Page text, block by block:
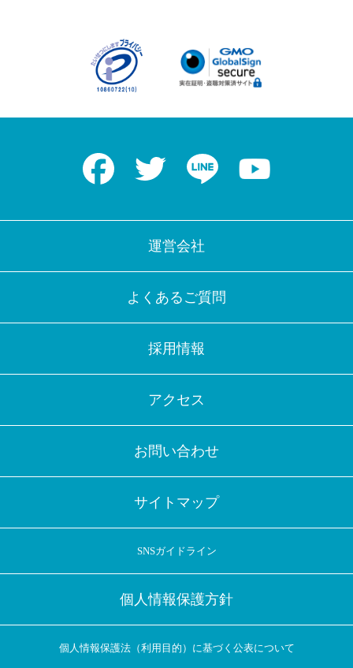
Facebook Twitter LINE
運営会社
よくあるご質問
採用情報
アクセス
お問い合わせ
サイトマップ
SNSガイドライン
個人情報保護方針
個人情報保護法（利用目的）に基づく公表について